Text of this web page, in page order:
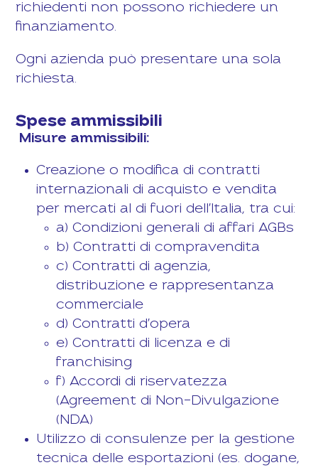
richiedenti non possono richiedere un
finanziamento.
Ogni azienda può presentare una sola
richiesta.
Spese ammissibili
Misure ammissibili:
Creazione o modifica di contratti
internazionali di acquisto e vendita
per mercati al di fuori dell'Italia, tra cui:
a) Condizioni generali di affari AGBs
b) Contratti di compravendita
c) Contratti di agenzia,
distribuzione e rappresentanza
commerciale
d) Contratti d'opera
e) Contratti di licenza e di
franchising
f) Accordi di riservatezza
(Agreement di Non-Divulgazione
(NDA)
Utilizzo di consulenze per la gestione
tecnica delle esportazioni (es. dogane,